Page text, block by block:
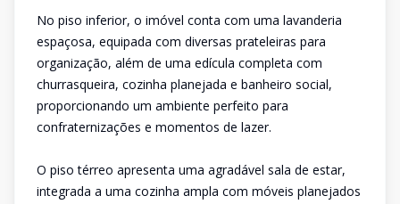
No piso inferior, o imóvel conta com uma lavanderia
espaçosa, equipada com diversas prateleiras para
organização, além de uma edícula completa com
churrasqueira, cozinha planejada e banheiro social,
proporcionando um ambiente perfeito para
confraternizações e momentos de lazer.
O piso térreo apresenta uma agradável sala de estar,
integrada a uma cozinha ampla com móveis planejados